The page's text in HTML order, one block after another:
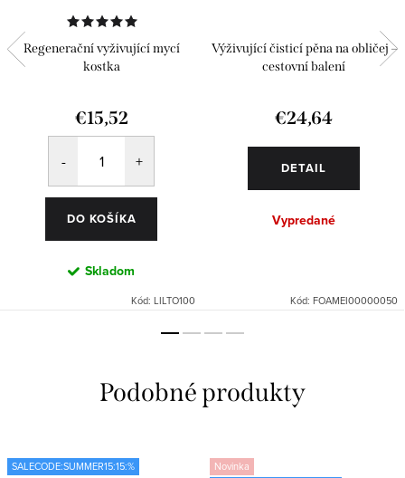
Regenerační vyživující mycí
kostka
€15,52
DO KOŠÍKA
Skladom
Kód: LILTO100
Výživující čisticí pěna na obličej –
cestovní balení
€24,64
DETAIL
Vypredané
Kód: FOAMEI00000050
SALECODE:SUMMER15:15:%
Novinka